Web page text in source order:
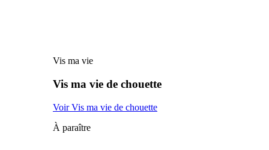
Vis ma vie
Vis ma vie de chouette
Voir Vis ma vie de chouette
À paraître